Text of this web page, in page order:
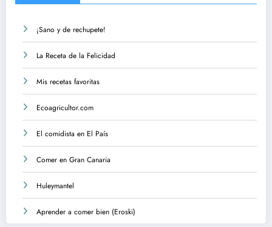
¡Sano y de rechupete!
La Receta de la Felicidad
Mis recetas favoritas
Ecoagricultor.com
El comidista en El País
Comer en Gran Canaria
Huleymantel
Aprender a comer bien (Eroski)